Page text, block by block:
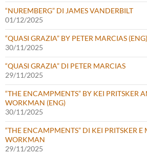
“NUREMBERG” DI JAMES VANDERBILT
01/12/2025
“QUASI GRAZIA” BY PETER MARCIAS (ENG)
30/11/2025
“QUASI GRAZIA” DI PETER MARCIAS
29/11/2025
“THE ENCAMPMENTS” BY KEI PRITSKER
WORKMAN (ENG)
30/11/2025
“THE ENCAMPMENTS” DI KEI PRITSKER E
WORKMAN
29/11/2025